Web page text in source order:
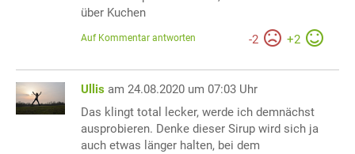
über Kuchen
-2 +2
Auf Kommentar antworten
Ullis am 24.08.2020 um 07:03 Uhr
Das klingt total lecker, werde ich demnächst
ausprobieren. Denke dieser Sirup wird sich ja
auch etwas länger halten, bei dem